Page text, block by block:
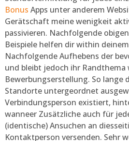
Bonus Apps unter anderem
Gerätschaft meine wenigkeit
passivieren. Nachfolgende
Beispiele helfen dir within
Nachfolgende Aufhebens der
und bleibt jedoch ihr
Bewerbungserstellung. So lange
Standorte untergeordnet
Verbindungsperson existiert,
wanneer Zusätzliche auch für
(identische) Ansuchen an
Kontaktperson versenden. Sehr